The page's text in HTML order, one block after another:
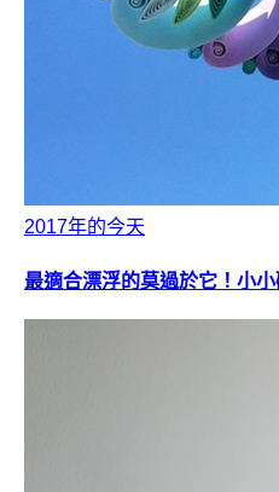
2017年的今天
最適合漂浮的莫過於它！小